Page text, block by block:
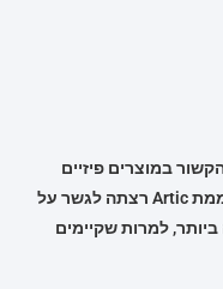
במוצרים פיזיים
לבין מיזמים הקשורים בתכנות ובענן. חממת Artic רצתה לגשר על
למרות שקיימים